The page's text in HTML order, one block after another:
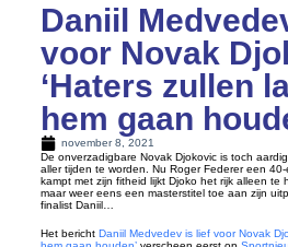
Daniil
voor Novak
‘Haters zullen
hem gaan
november 8, 2021
De onverzadigbare Novak Djokovic is toch
aller tijden te worden. Nu Roger Federer een
kampt met zijn fitheid lijkt Djoko het rijk alleen te
maar weer eens een masterstitel toe aan zijn
finalist Daniil…
Het bericht Daniil Medvedev is lief voor Novak